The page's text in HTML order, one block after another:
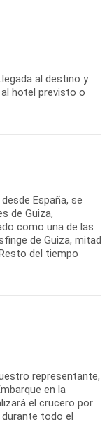
al destino y
hotel previsto o
España, se
de Guiza,
como una de las
de Guiza, mitad
del tiempo
representante,
en la
el crucero por
todo el